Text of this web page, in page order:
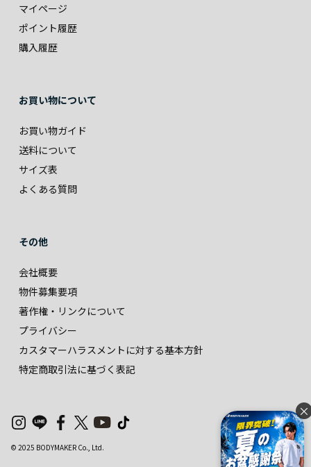
×
マイページ
ポイント履歴
購入履歴
お買い物について
お買い物ガイド
送料について
サイズ表
よくある質問
その他
会社概要
物件募集要項
著作権・リンクについて
プライバシー
カスタマーハラスメントに対する基本方針
特定商取引法に基づく表記
© 2025 BODYMAKER Co., Ltd.